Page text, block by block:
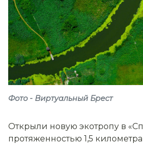
Фото - Виртуальный Брест
Открыли новую экотропу в
протяженностью 1,5